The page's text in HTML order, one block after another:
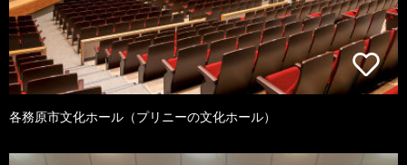
各務原市文化ホール（プリニーの文化ホール）